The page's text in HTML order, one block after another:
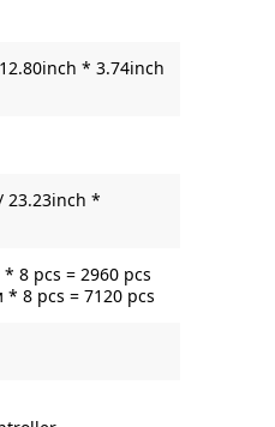
* 3.74inch
23.23inch *
8 pcs = 2960 pcs
* 8 pcs = 7120 pcs